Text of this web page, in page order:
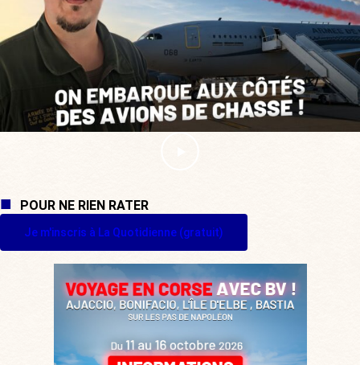
POUR NE RIEN RATER
Je m'inscris à La Quotidienne (gratuit)